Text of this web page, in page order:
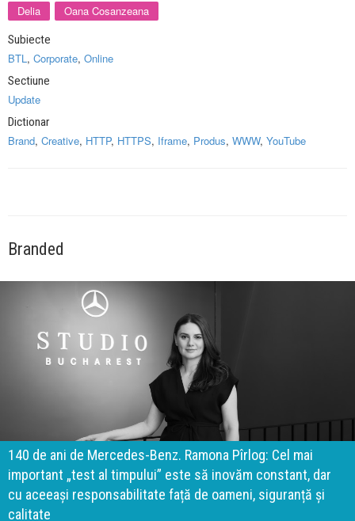
Delia Oana Cosanzeana
Subiecte
BTL, Corporate, Online
Sectiune
Update
Dictionar
Brand, Creative, HTTP, HTTPS, Iframe, Produs, WWW, YouTube
Branded
140 de ani de Mercedes-Benz. Ramona Pîrlog: Cel mai
important „test al timpului” este să inovăm constant, dar
cu aceeași responsabilitate față de oameni, siguranță și
calitate